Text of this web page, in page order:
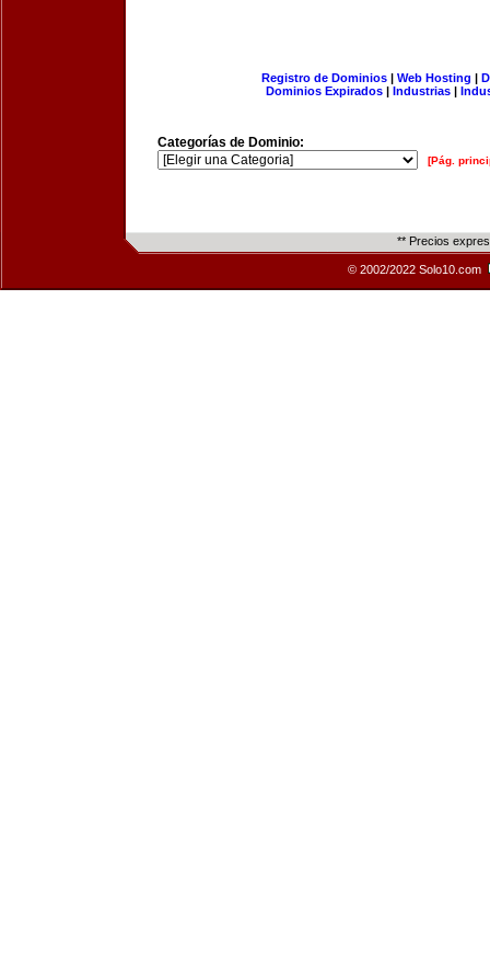
Registro de Dominios| Web Hosting |
Dominios Expirados | Industrias |
Categorías de Dominio:
[Pág.
** Precios
© 2002/2022 Solo10.com